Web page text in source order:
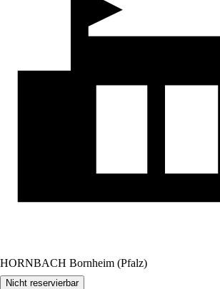
HORNBACH Bornheim (Pfalz)
Nicht reservierbar